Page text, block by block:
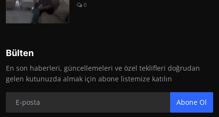
0
Bülten
En son haberleri, güncellemeleri ve özel teklifleri doğrudan
gelen kutunuzda almak için abone listemize katılın
Abone Ol